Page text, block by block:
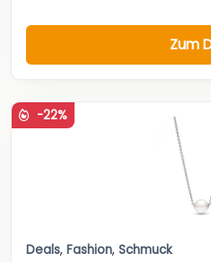
Zum
-22%
Deals, Fashion, Schmuck